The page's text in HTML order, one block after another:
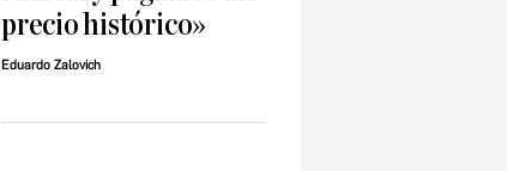
precio histórico»
Eduardo Zalovich